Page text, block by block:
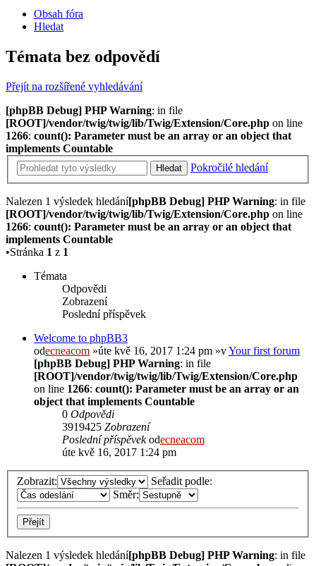
Obsah fóra
Hledat
Témata bez odpovědí
Přejít na rozšířené vyhledávání
[phpBB Debug] PHP Warning: in file
[ROOT]/vendor/twig/twig/lib/Twig/Extension/Core.php on line
1266: count(): Parameter must be an array or an object that
implements Countable
Hledat Pokročilé hledání
Nalezen 1 výsledek hledání[phpBB Debug] PHP Warning: in file
[ROOT]/vendor/twig/twig/lib/Twig/Extension/Core.php on line
1266: count(): Parameter must be an array or an object that
implements Countable
•Stránka 1 z 1
Témata
Odpovědi
Zobrazení
Poslední příspěvek
Welcome to phpBB3
odecneacom »úte kvě 16, 2017 1:24 pm »vYour first forum
[phpBB Debug] PHP Warning: in file
[ROOT]/vendor/twig/twig/lib/Twig/Extension/Core.php
on line 1266: count(): Parameter must be an array or an
object that implements Countable
0 Odpovědi
3919425 Zobrazení
Poslední příspěvekodecneacom
úte kvě 16, 2017 1:24 pm
Zobrazit:
Seřadit podle:
Směr:
Nalezen 1 výsledek hledání[phpBB Debug] PHP Warning: in file